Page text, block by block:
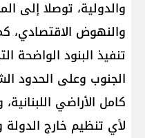
والدولية، توصلا إلى
والنهوض
تنفيذ البنود الواضحة
الجنوب وعلى الحدود
كامل الأراضي
لأي تنظيم خارج